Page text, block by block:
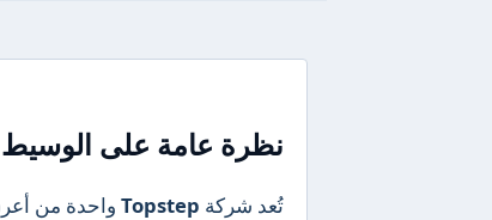
نظرة عامة على الوسيط
تُعد شركة Topstep